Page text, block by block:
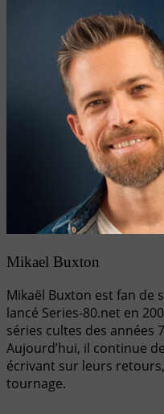
Mikael Buxton
Mikaël Buxton est fan de
lancé Series-80.net en
séries cultes des années
Aujourd’hui, il continue
écrivant sur leurs
tournage.